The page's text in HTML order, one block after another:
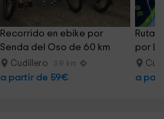
Recorrido en ebike por
Senda del Oso de 60 km
Cudillero 3.9 km
a partir de 59€
Ruta
por
a